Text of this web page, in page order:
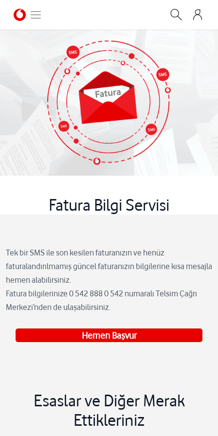
Fatura Bilgi Servisi
Tek bir SMS ile son kesilen faturanızın ve henüz
faturalandırılmamış güncel faturanızın bilgilerine kısa mesajla
hemen alabilirsiniz.
Fatura bilgilerinize 0 542 888 0 542 numaralı Telsim Çağrı
Merkezi’nden de ulaşabilirsiniz.
Hemen Başvur
Esaslar ve Diğer Merak
Ettikleriniz